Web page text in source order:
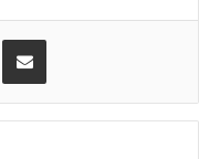
Share via Email